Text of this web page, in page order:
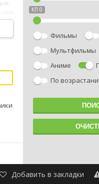
КП 0
Фильмы
Мультфильмы
Аниме
По
Добавить в закладки